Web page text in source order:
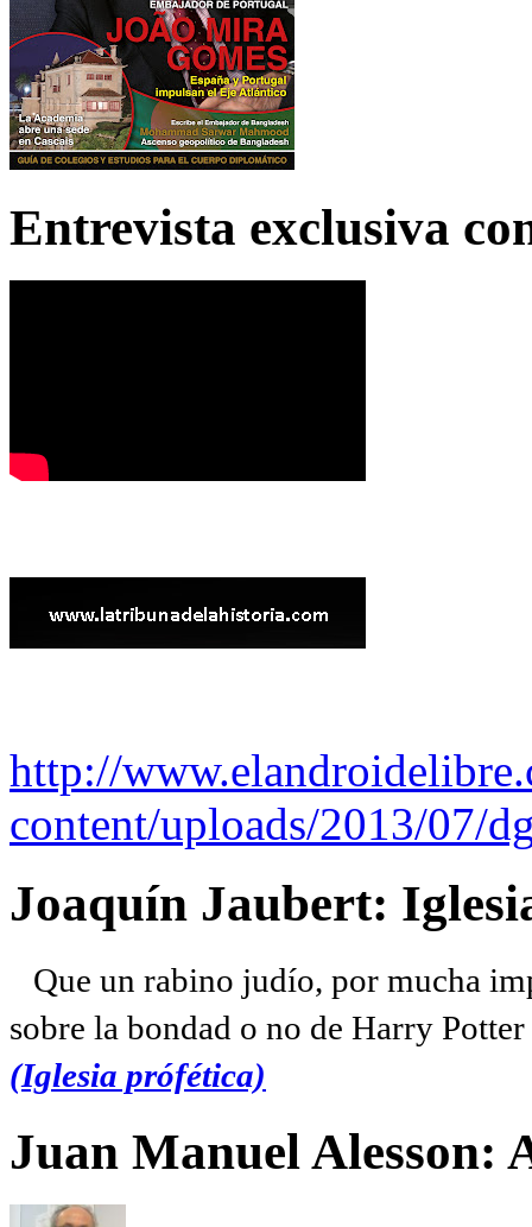
Entrevista exclusiva
http://
content/uploads/2013/07/
Joaquín Jaubert:
Que un rabino judío, por mucha
sobre la bondad o no de Harry
(Iglesia prófética)
Juan Manuel Alesson: